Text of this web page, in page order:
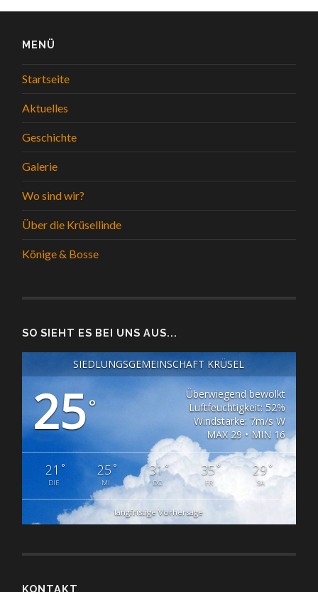
MENÜ
Startseite
Aktuelles
Geschichte
Galerie
Wo sind wir?
Über die Krüsellinde
Könige & Bosse
SO SIEHT ES BEI UNS AUS...
SIEDLUNGSGEMEINSCHAFT KRÜSEL
25°
Überwiegend bewölkt
Luftfeuchtigkeit: 52%
Windstärke: 7m/s W
MAX 29 • MIN 16
21 °
DIE
25°
MI
31°
DO
35°
FR
29°
SA
langfristige Vorhersage
KONTAKT